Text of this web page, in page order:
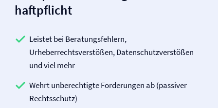
haftpflicht
Leistet bei Beratungsfehlern,
Urheberrechtsverstößen, Datenschutzverstößen
und viel mehr
Wehrt unberechtigte Forderungen ab (passiver
Rechtsschutz)